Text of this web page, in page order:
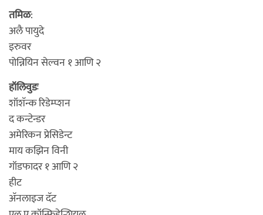
तमिळ:
अलै पायुदे
इरुवर
पोन्नियिन सेल्वन १ आणि २
हॉलिवुडः
शॉशॅन्क रिडेम्प्शन
द कन्टेन्डर
अमेरिकन प्रेसिडेन्ट
माय कझिन विनी
गॉडफादर १ आणि २
हीट
अ‍ॅनलाइज दॅट